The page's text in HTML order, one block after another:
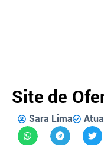
Site de
Sara Lima